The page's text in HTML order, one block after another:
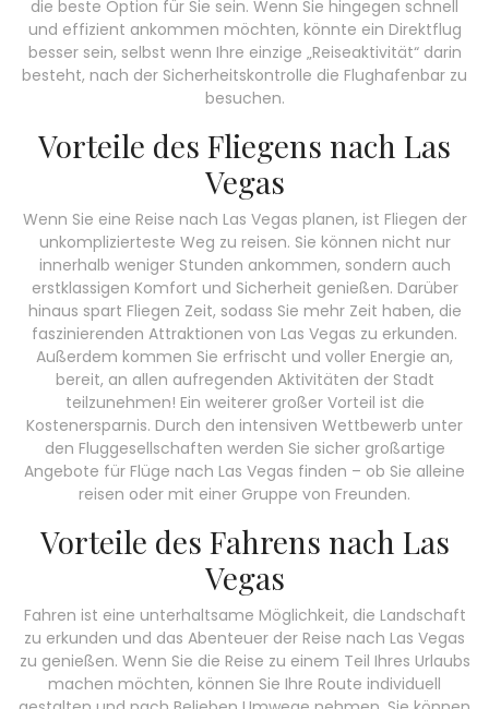
die beste Option für Sie sein. Wenn Sie hingegen schnell
und effizient ankommen möchten, könnte ein Direktflug
besser sein, selbst wenn Ihre einzige „Reiseaktivität“ darin
besteht, nach der Sicherheitskontrolle die Flughafenbar zu
besuchen.
Vorteile des Fliegens nach Las
Vegas
Wenn Sie eine Reise nach Las Vegas planen, ist Fliegen der
unkomplizierteste Weg zu reisen. Sie können nicht nur
innerhalb weniger Stunden ankommen, sondern auch
erstklassigen Komfort und Sicherheit genießen. Darüber
hinaus spart Fliegen Zeit, sodass Sie mehr Zeit haben, die
faszinierenden Attraktionen von Las Vegas zu erkunden.
Außerdem kommen Sie erfrischt und voller Energie an,
bereit, an allen aufregenden Aktivitäten der Stadt
teilzunehmen! Ein weiterer großer Vorteil ist die
Kostenersparnis. Durch den intensiven Wettbewerb unter
den Fluggesellschaften werden Sie sicher großartige
Angebote für Flüge nach Las Vegas finden – ob Sie alleine
reisen oder mit einer Gruppe von Freunden.
Vorteile des Fahrens nach Las
Vegas
Fahren ist eine unterhaltsame Möglichkeit, die Landschaft
zu erkunden und das Abenteuer der Reise nach Las Vegas
zu genießen. Wenn Sie die Reise zu einem Teil Ihres Urlaubs
machen möchten, können Sie Ihre Route individuell